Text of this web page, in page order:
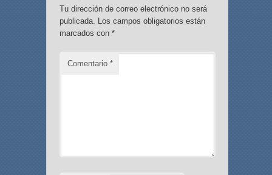
Tu dirección de correo electrónico no será
publicada. Los campos obligatorios están
marcados con *
Comentario *